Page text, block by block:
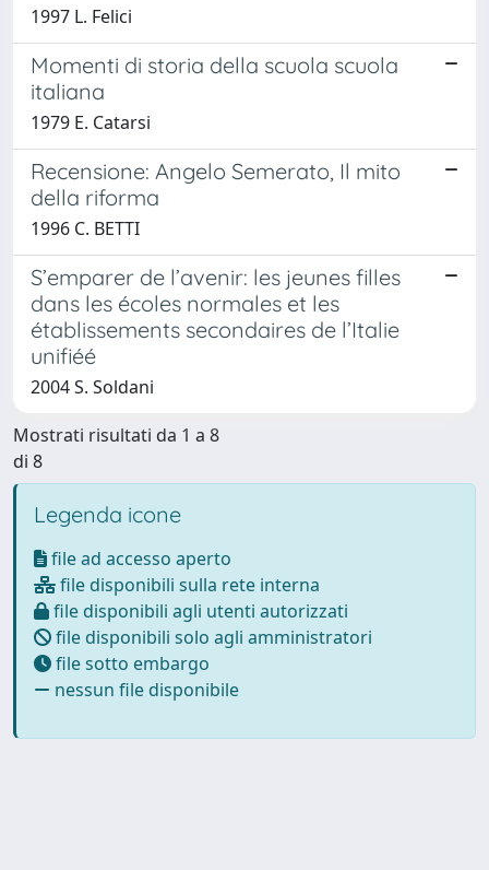
1997 L. Felici
Momenti di storia della scuola scuola
italiana
1979 E. Catarsi
Recensione: Angelo Semerato, Il mito
della riforma
1996 C. BETTI
S’emparer de l’avenir: les jeunes filles
dans les écoles normales et les
établissements secondaires de l’Italie
unifiéé
2004 S. Soldani
Mostrati risultati da 1 a 8
di 8
Legenda icone
file ad accesso aperto
file disponibili sulla rete interna
file disponibili agli utenti autorizzati
file disponibili solo agli amministratori
file sotto embargo
nessun file disponibile